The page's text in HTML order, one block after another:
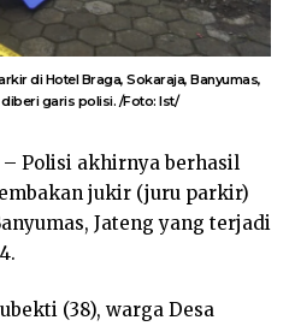
di Hotel Braga, Sokaraja, Banyumas,
garis polisi. /Foto: Ist/
– Polisi akhirnya berhasil
jukir (juru parkir)
Jateng yang terjadi
(38), warga Desa